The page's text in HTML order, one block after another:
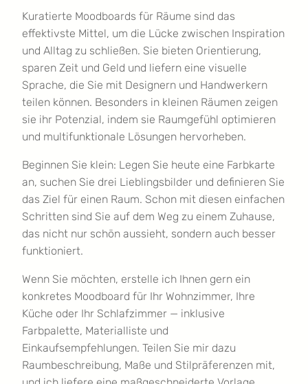
Kuratierte Moodboards für Räume sind das
effektivste Mittel, um die Lücke zwischen Inspiration
und Alltag zu schließen. Sie bieten Orientierung,
sparen Zeit und Geld und liefern eine visuelle
Sprache, die Sie mit Designern und Handwerkern
teilen können. Besonders in kleinen Räumen zeigen
sie ihr Potenzial, indem sie Raumgefühl optimieren
und multifunktionale Lösungen hervorheben.
Beginnen Sie klein: Legen Sie heute eine Farbkarte
an, suchen Sie drei Lieblingsbilder und definieren Sie
das Ziel für einen Raum. Schon mit diesen einfachen
Schritten sind Sie auf dem Weg zu einem Zuhause,
das nicht nur schön aussieht, sondern auch besser
funktioniert.
Wenn Sie möchten, erstelle ich Ihnen gern ein
konkretes Moodboard für Ihr Wohnzimmer, Ihre
Küche oder Ihr Schlafzimmer — inklusive
Farbpalette, Materialliste und
Einkaufsempfehlungen. Teilen Sie mir dazu
Raumbeschreibung, Maße und Stilpräferenzen mit,